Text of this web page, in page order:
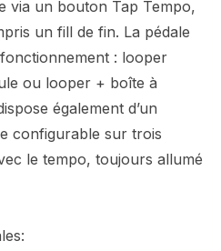
via un bouton Tap Tempo,
un fill de fin. La pédale
: looper
ou looper + boîte à
également d’un
configurable sur trois
le tempo, toujours allumé